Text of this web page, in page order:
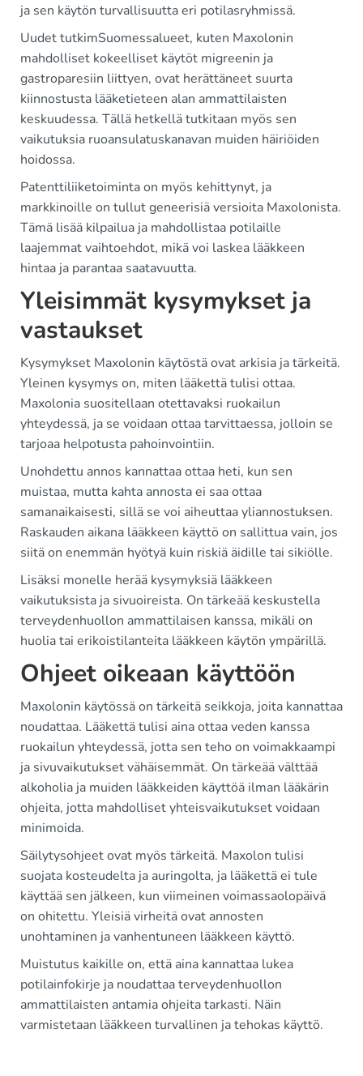
ja sen käytön turvallisuutta eri potilasryhmissä.
Uudet tutkimSuomessalueet, kuten Maxolonin
mahdolliset kokeelliset käytöt migreenin ja
gastroparesiin liittyen, ovat herättäneet suurta
kiinnostusta lääketieteen alan ammattilaisten
keskuudessa. Tällä hetkellä tutkitaan myös sen
vaikutuksia ruoansulatuskanavan muiden häiriöiden
hoidossa.
Patenttiliiketoiminta on myös kehittynyt, ja
markkinoille on tullut geneerisiä versioita Maxolonista.
Tämä lisää kilpailua ja mahdollistaa potilaille
laajemmat vaihtoehdot, mikä voi laskea lääkkeen
hintaa ja parantaa saatavuutta.
Yleisimmät kysymykset ja
vastaukset
Kysymykset Maxolonin käytöstä ovat arkisia ja tärkeitä.
Yleinen kysymys on, miten lääkettä tulisi ottaa.
Maxolonia suositellaan otettavaksi ruokailun
yhteydessä, ja se voidaan ottaa tarvittaessa, jolloin se
tarjoaa helpotusta pahoinvointiin.
Unohdettu annos kannattaa ottaa heti, kun sen
muistaa, mutta kahta annosta ei saa ottaa
samanaikaisesti, sillä se voi aiheuttaa yliannostuksen.
Raskauden aikana lääkkeen käyttö on sallittua vain, jos
siitä on enemmän hyötyä kuin riskiä äidille tai sikiölle.
Lisäksi monelle herää kysymyksiä lääkkeen
vaikutuksista ja sivuoireista. On tärkeää keskustella
terveydenhuollon ammattilaisen kanssa, mikäli on
huolia tai erikoistilanteita lääkkeen käytön ympärillä.
Ohjeet oikeaan käyttöön
Maxolonin käytössä on tärkeitä seikkoja, joita kannattaa
noudattaa. Lääkettä tulisi aina ottaa veden kanssa
ruokailun yhteydessä, jotta sen teho on voimakkaampi
ja sivuvaikutukset vähäisemmät. On tärkeää välttää
alkoholia ja muiden lääkkeiden käyttöä ilman lääkärin
ohjeita, jotta mahdolliset yhteisvaikutukset voidaan
minimoida.
Säilytysohjeet ovat myös tärkeitä. Maxolon tulisi
suojata kosteudelta ja auringolta, ja lääkettä ei tule
käyttää sen jälkeen, kun viimeinen voimassaolopäivä
on ohitettu. Yleisiä virheitä ovat annosten
unohtaminen ja vanhentuneen lääkkeen käyttö.
Muistutus kaikille on, että aina kannattaa lukea
potilainfokirje ja noudattaa terveydenhuollon
ammattilaisten antamia ohjeita tarkasti. Näin
varmistetaan lääkkeen turvallinen ja tehokas käyttö.